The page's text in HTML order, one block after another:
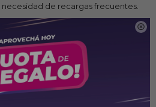

de recargas frecuentes.
de vapor continuo que brinda
durante el planchado. Ya sea en
el Vaporizador Power Steam
para mantener la ropa lisa,
el tuyo y disfrutá de un
prendas todos los días!